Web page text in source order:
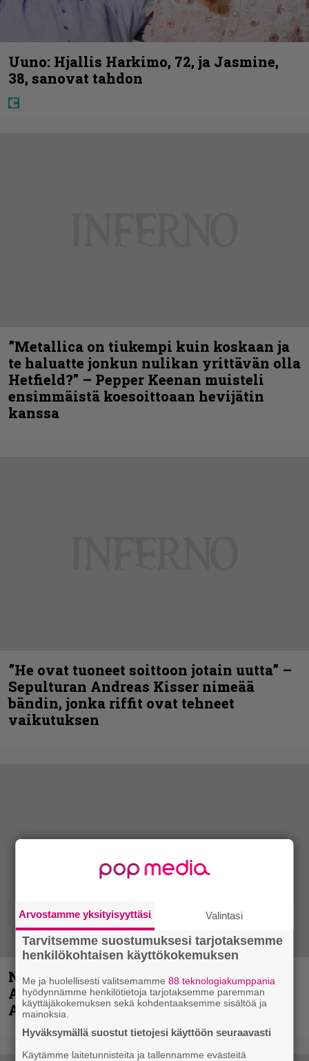
Uuno: Hjallis Harkimo, 72, ja Jasmine,
38, sanovat tahdon
”Metallica on tiukempi kuin koskaan ja
te haluatte jonkun nulikan yrittävän olla
Hetfield?” – Pepper Keenan muisteli
ensimmäistä koesoittoaan hevijätin
kanssa
”He ovat tuoneet soittoon jotain uutta” –
Sepulturan Andreas Kisser nimeää
bändin, jonka riffit ovat tehneet
vaikutuksen
Näin lähtee Ghostin Tobias Forgelta
Accept – menossa mukana myös
Anthrax- ja Korn-miehistöä
Arvostamme yksityisyyttäsi Valintasi
Tarvitsemme suostumuksesi tarjotaksemme
henkilökohtaisen käyttökokemuksen
Me ja huolellisesti valitsemamme88 teknologiakumppania
hyödynnämme henkilötietoja tarjotaksemme paremman
käyttäjäkokemuksen sekä kohdentaaksemme sisältöä ja
mainoksia.
Hyväksymällä suostut tietojesi käyttöön seuraavasti
Käytämme laitetunnisteita ja tallennamme evästeitä